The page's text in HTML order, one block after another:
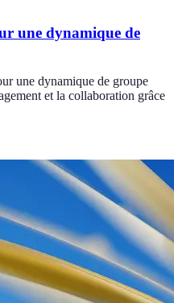
une dynamique de
une dynamique de groupe
et la collaboration grâce